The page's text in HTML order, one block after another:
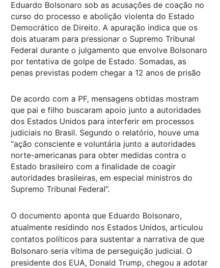
Eduardo Bolsonaro sob as acusações de coação no
curso do processo e abolição violenta do Estado
Democrático de Direito. A apuração indica que os
dois atuaram para pressionar o Supremo Tribunal
Federal durante o julgamento que envolve Bolsonaro
por tentativa de golpe de Estado. Somadas, as
penas previstas podem chegar a 12 anos de prisão
De acordo com a PF, mensagens obtidas mostram
que pai e filho buscaram apoio junto a autoridades
dos Estados Unidos para interferir em processos
judiciais no Brasil. Segundo o relatório, houve uma
“ação consciente e voluntária junto a autoridades
norte-americanas para obter medidas contra o
Estado brasileiro com a finalidade de coagir
autoridades brasileiras, em especial ministros do
Supremo Tribunal Federal”.
O documento aponta que Eduardo Bolsonaro,
atualmente residindo nos Estados Unidos, articulou
contatos políticos para sustentar a narrativa de que
Bolsonaro seria vítima de perseguição judicial. O
presidente dos EUA, Donald Trump, chegou a adotar